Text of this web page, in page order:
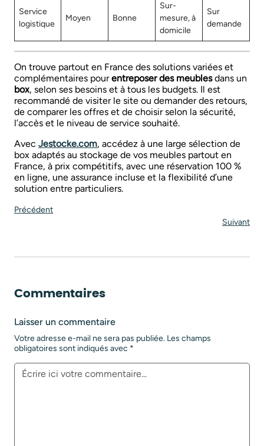
Service
logistique
Moyen Bonne
Sur-
mesure, à
domicile
Sur
demande
On trouve partout en France des solutions variées et
complémentaires pourentreposer des meublesdans un
box, selon ses besoins et à tous les budgets. Il est
recommandé de visiter le site ou demander des retours,
de comparer les offres et de choisir selon la sécurité,
l’accès et le niveau de service souhaité.
Avec Jestocke.com, accédez à une large sélection de
box adaptés au stockage de vos meubles partout en
France, à prix compétitifs, avec une réservation 100 %
en ligne, une assurance incluse et la flexibilité d’une
solution entre particuliers.
Précédent
Suivant
Commentaires
Laisser un commentaire
Votre adresse e-mail ne sera pas publiée. Les champs
obligatoires sont indiqués avec *